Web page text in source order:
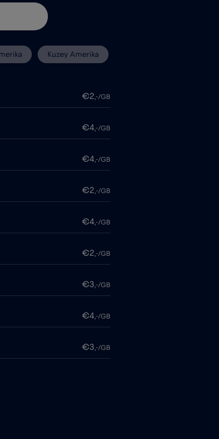
Kuzey Amerika
€2,-/GB
€4,-/GB
€4,-/GB
€2,-/GB
€4,-/GB
€2,-/GB
€3,-/GB
€4,-/GB
€3,-/GB